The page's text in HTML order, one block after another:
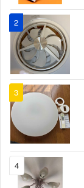
2
3
4